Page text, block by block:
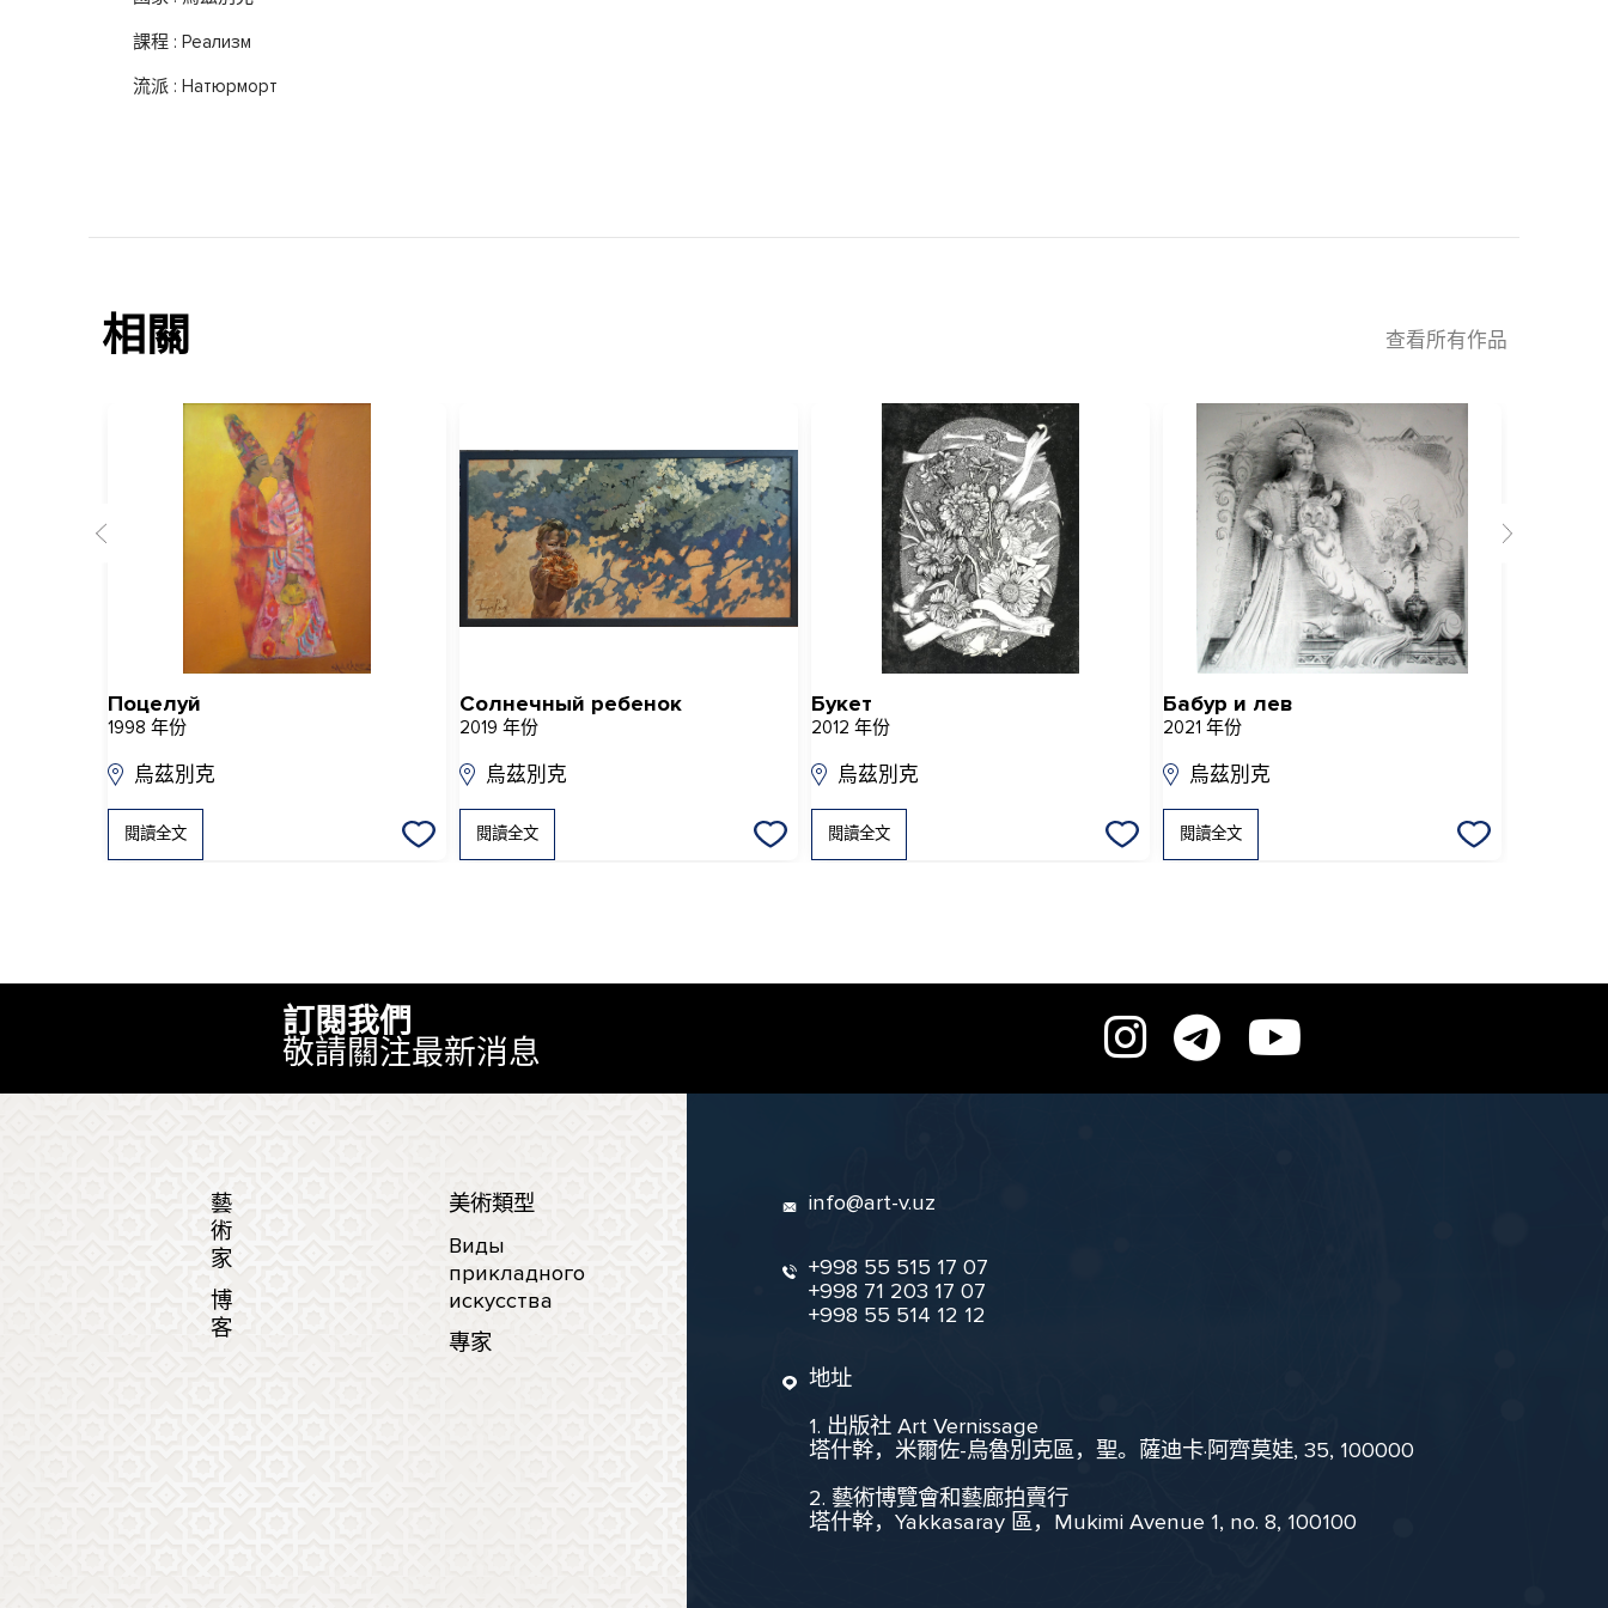
課程 : Реализм
流派 : Натюрморт
相關 查看所有作品
Поцелуй
1998 年份
烏茲別克
閱讀全文
Солнечный ребенок
2019 年份
烏茲別克
閱讀全文
Букет
2012 年份
烏茲別克
閱讀全文
Бабур и лев
2021 年份
烏茲別克
閱讀全文
訂閱我們
敬請關注最新消息
藝
術
家
博
客
美術類型
Виды
прикладного
искусства
專家
info@art-v.uz
+998 55 515 17 07
+998 71 203 17 07
+998 55 514 12 12
地址
1. 出版社 Art Vernissage
塔什幹，米爾佐-烏魯別克區，聖。薩迪卡·阿齊莫娃, 35, 100000
2. 藝術博覽會和藝廊拍賣行
塔什幹，Yakkasaray 區，Mukimi Avenue 1, no. 8, 100100